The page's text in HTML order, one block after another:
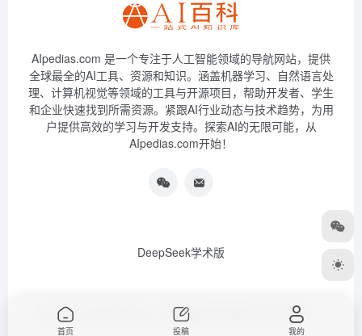
AIpedias.com 是一个专注于人工智能领域的导航网站，提供
全球最全的AI工具、资源和知识。涵盖机器学习、自然语言处
理、计算机视觉等领域的工具与开源项目，帮助开发者、学生
和企业快速找到所需资源。紧跟AI行业动态与技术趋势，为用
户提供高效的学习与开发支持。探索AI的无限可能，从
AIpedias.com开始！
DeepSeek学术版
Copyright © 2026 AIPedias｜AI导航网 浙ICP备2023026385号-3
首页 投稿 我的